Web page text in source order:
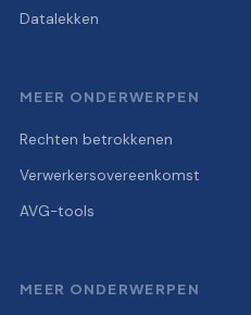
Datalekken
MEER ONDERWERPEN
Rechten betrokkenen
Verwerkersovereenkomst
AVG-tools
MEER ONDERWERPEN